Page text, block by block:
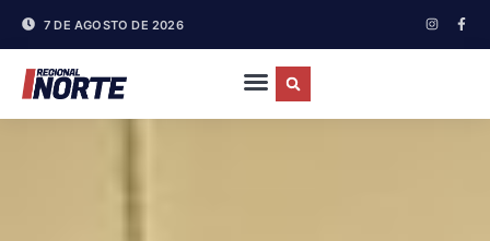
7 DE AGOSTO DE 2026